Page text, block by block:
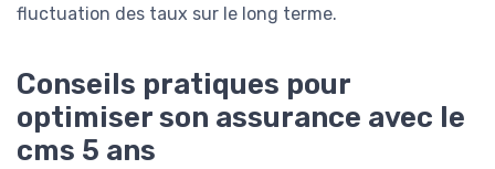
fluctuation des taux sur le long terme.
Conseils pratiques pour
optimiser son assurance avec le
cms 5 ans